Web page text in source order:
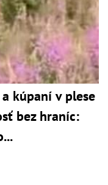
kúpaní v plese
bez hraníc: